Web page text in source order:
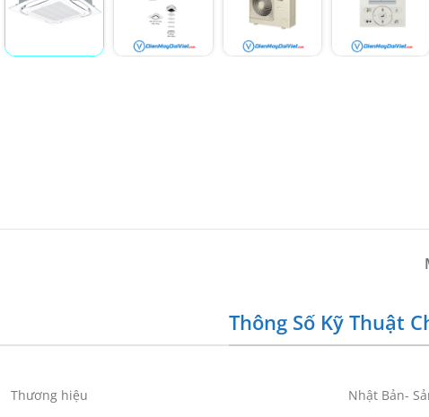
Thông Số Kỹ Thuật
Thương hiệu Nhật Bản-